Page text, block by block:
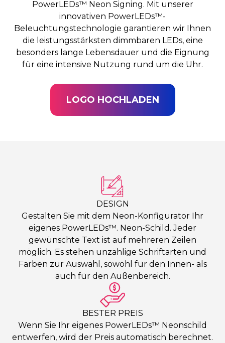
PowerLEDs™ Neon Signing. Mit unserer
innovativen PowerLEDs™-
Beleuchtungstechnologie garantieren wir Ihnen
die leistungsstärksten dimmbaren LEDs, eine
besonders lange Lebensdauer und die Eignung
für eine intensive Nutzung rund um die Uhr.
LOGO HOCHLADEN
DESIGN
Gestalten Sie mit dem Neon-Konfigurator Ihr
eigenes PowerLEDs™. Neon-Schild. Jeder
gewünschte Text ist auf mehreren Zeilen
möglich. Es stehen unzählige Schriftarten und
Farben zur Auswahl, sowohl für den Innen- als
auch für den Außenbereich.
BESTER PREIS
Wenn Sie Ihr eigenes PowerLEDs™ Neonschild
entwerfen, wird der Preis automatisch berechnet.